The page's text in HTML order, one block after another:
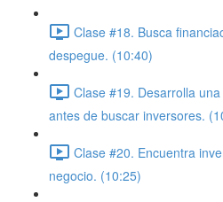
Clase #18. Busca
despegue. (10:40)
Clase #19. Desarrolla
antes de buscar inversores.
Clase #20. Encuentra
negocio. (10:25)